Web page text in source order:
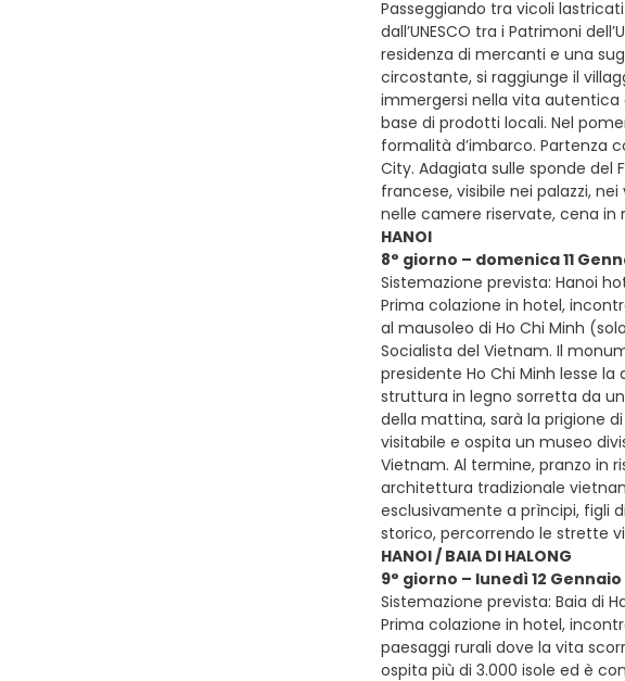
Passeggiando tra vicoli
dall’UNESCO tra i Patrimoni
residenza di mercanti e una
circostante, si raggiunge il
immergersi nella vita autentica
base di prodotti locali. Nel
formalità d’imbarco. Partenza
City. Adagiata sulle sponde del
francese, visibile nei palazzi,
nelle camere riservate, cena
HANOI
8° giorno – domenica 11
Sistemazione prevista: Hanoi
Prima colazione in hotel,
al mausoleo di Ho Chi Minh
Socialista del Vietnam. Il
presidente Ho Chi Minh lesse
struttura in legno sorretta da
della mattina, sarà la prigione
visitabile e ospita un museo
Vietnam. Al termine, pranzo in
architettura tradizionale
esclusivamente a prìncipi, figli
storico, percorrendo le strette
HANOI / BAIA DI HALONG
9° giorno – lunedì 12 Gennaio
Sistemazione prevista: Baia di
Prima colazione in hotel,
paesaggi rurali dove la vita
ospita più di 3.000 isole ed è